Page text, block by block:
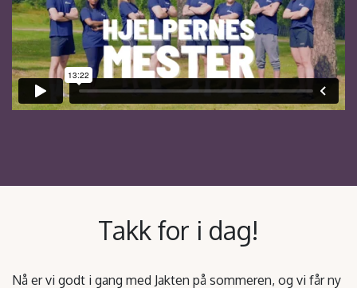
Takk for i dag!
Nå er vi godt i gang med Jakten på sommeren, og vi får ny